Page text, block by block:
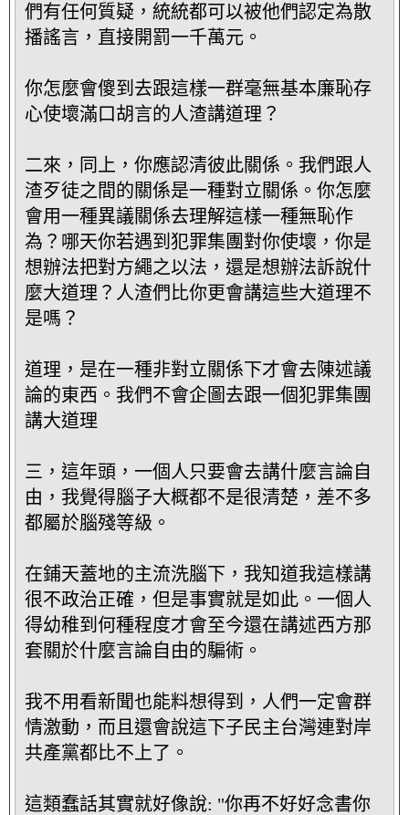
們有任何質疑，統統都可以被他們認定為散
播謠言，直接開罰一千萬元。
你怎麼會傻到去跟這樣一群毫無基本廉恥存
心使壞滿口胡言的人渣講道理？
二來，同上，你應認清彼此關係。我們跟人
渣歹徒之間的關係是一種對立關係。你怎麼
會用一種異議關係去理解這樣一種無恥作
為？哪天你若遇到犯罪集團對你使壞，你是
想辦法把對方繩之以法，還是想辦法訴說什
麼大道理？人渣們比你更會講這些大道理不
是嗎？
道理，是在一種非對立關係下才會去陳述議
論的東西。我們不會企圖去跟一個犯罪集團
講大道理
三，這年頭，一個人只要會去講什麼言論自
由，我覺得腦子大概都不是很清楚，差不多
都屬於腦殘等級。
在鋪天蓋地的主流洗腦下，我知道我這樣講
很不政治正確，但是事實就是如此。一個人
得幼稚到何種程度才會至今還在講述西方那
套關於什麼言論自由的騙術。
我不用看新聞也能料想得到，人們一定會群
情激動，而且還會說這下子民主台灣連對岸
共產黨都比不上了。
這類蠢話其實就好像說: "你再不好好念書你